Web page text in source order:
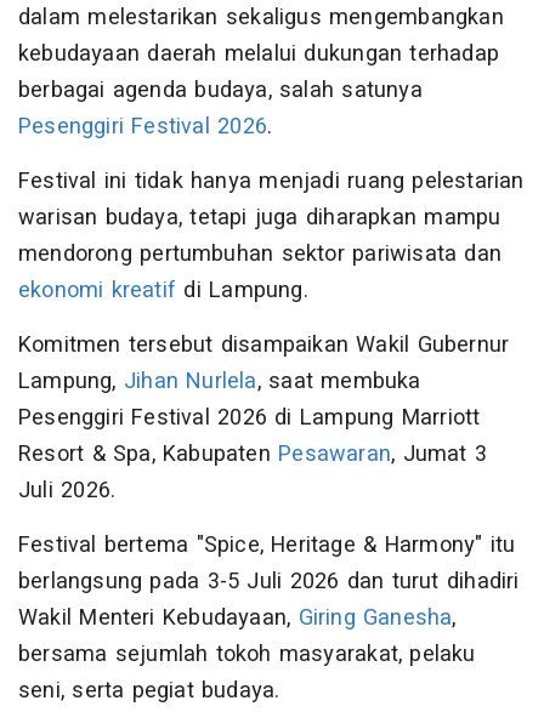
dalam melestarikan sekaligus mengembangkan
kebudayaan daerah melalui dukungan terhadap
berbagai agenda budaya, salah satunya
Pesenggiri Festival 2026.
Festival ini tidak hanya menjadi ruang pelestarian
warisan budaya, tetapi juga diharapkan mampu
mendorong pertumbuhan sektor pariwisata dan
ekonomi kreatif di Lampung.
Komitmen tersebut disampaikan Wakil Gubernur
Lampung, Jihan Nurlela, saat membuka
Pesenggiri Festival 2026 di Lampung Marriott
Resort & Spa, Kabupaten Pesawaran, Jumat 3
Juli 2026.
Festival bertema "Spice, Heritage & Harmony" itu
berlangsung pada 3-5 Juli 2026 dan turut dihadiri
Wakil Menteri Kebudayaan, Giring Ganesha,
bersama sejumlah tokoh masyarakat, pelaku
seni, serta pegiat budaya.